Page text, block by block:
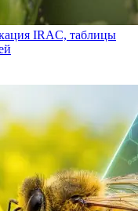
IRAC, таблицы